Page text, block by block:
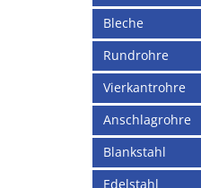
Bleche
Rundrohre
Vierkantrohre
Anschlagrohre
Blankstahl
Edelstahl